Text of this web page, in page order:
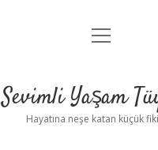
Anasayfa
Yasal Uyarı
menüyü
Sevimli Yaşam
Hayatına neşe katan küçük